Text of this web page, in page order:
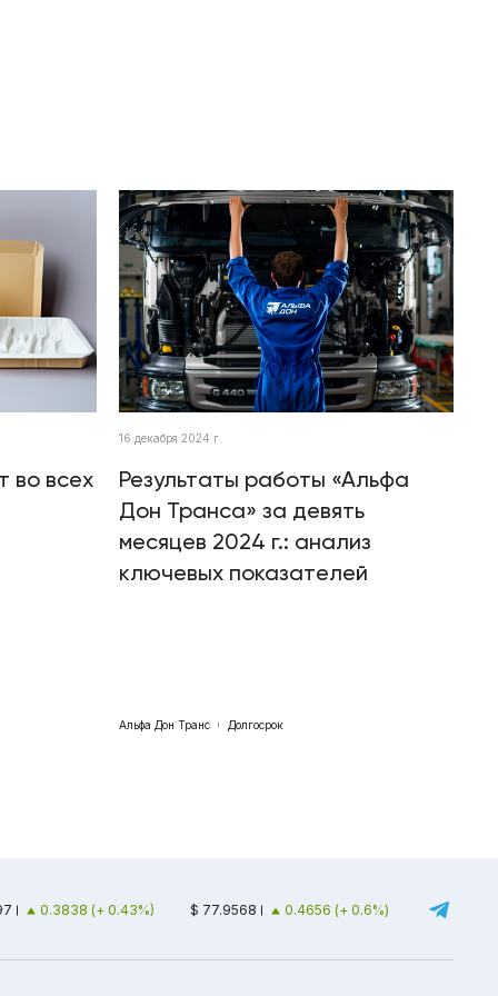
во всех
16 декабря 2024 г.
Результаты работы «Альфа
Дон Транса» за девять
месяцев 2024 г.: анализ
ключевых показателей
Альфа Дон Транс Долгосрок
0.3838 (+ 0.43%) $ 77.9568 0.4656 (+ 0.6%)